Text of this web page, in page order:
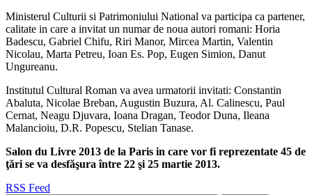
Ministerul Culturii si Patrimoniului National va participa ca partener,
calitate in care a invitat un numar de noua autori romani: Horia
Badescu, Gabriel Chifu, Riri Manor, Mircea Martin, Valentin
Nicolau, Marta Petreu, Ioan Es. Pop, Eugen Simion, Danut
Ungureanu.
Institutul Cultural Roman va avea urmatorii invitati: Constantin
Abaluta, Nicolae Breban, Augustin Buzura, Al. Calinescu, Paul
Cernat, Neagu Djuvara, Ioana Dragan, Teodor Duna, Ileana
Malancioiu, D.R. Popescu, Stelian Tanase.
Salon du Livre 2013 de la Paris in care vor fi reprezentate 45 de
ţări se va desfăşura între 22 şi 25 martie 2013.
RSS Feed